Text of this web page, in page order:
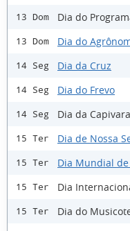
13 Dom Dia do
13 Dom Dia do
14 Seg Dia da Cruz
14 Seg Dia do Frevo
14 Seg Dia da Capivara
15 Ter Dia de Nossa
15 Ter Dia Mundial
15 Ter Dia
15 Ter Dia do